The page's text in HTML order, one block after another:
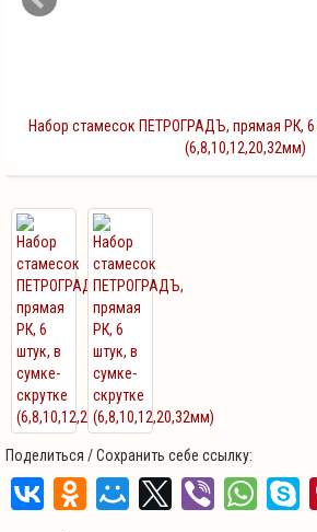
Набор стамесок ПЕТРОГРАДЪ, прямая РК, 6
(6,8,10,12,20,32мм)
Поделиться / Сохранить себе ссылку: